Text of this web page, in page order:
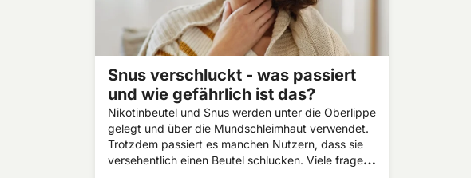
Snus verschluckt - was passiert
und wie gefährlich ist das?
Nikotinbeutel und Snus werden unter die Oberlippe
gelegt und über die Mundschleimhaut verwendet.
Trotzdem passiert es manchen Nutzern, dass sie
versehentlich einen Beutel schlucken. Viele fragen